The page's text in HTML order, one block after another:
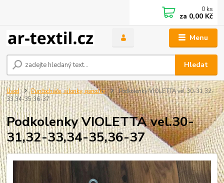
Menu
Hledat
0 ks
za 0,00 Kč
Úvod Punčocháče, silonky, ponožky
Podkolenky VIOLETTA vel.30-31,32-
33,34-35,36-37
Podkolenky VIOLETTA vel.30-
31,32-33,34-35,36-37